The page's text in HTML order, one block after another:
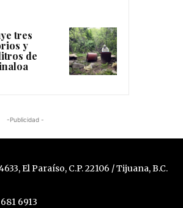
tres
y
de
-Publicidad -
El Paraíso, C.P. 22106 / Tijuana, B.C.
6913